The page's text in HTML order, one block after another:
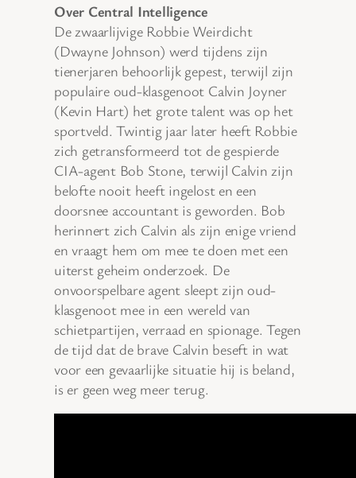
Over Central Intelligence
De zwaarlijvige Robbie Weirdicht
(Dwayne Johnson) werd tijdens zijn
tienerjaren behoorlijk gepest, terwijl zijn
populaire oud-klasgenoot Calvin Joyner
(Kevin Hart) het grote talent was op het
sportveld. Twintig jaar later heeft Robbie
zich getransformeerd tot de gespierde
CIA-agent Bob Stone, terwijl Calvin zijn
belofte nooit heeft ingelost en een
doorsnee accountant is geworden. Bob
herinnert zich Calvin als zijn enige vriend
en vraagt hem om mee te doen met een
uiterst geheim onderzoek. De
onvoorspelbare agent sleept zijn oud-
klasgenoot mee in een wereld van
schietpartijen, verraad en spionage. Tegen
de tijd dat de brave Calvin beseft in wat
voor een gevaarlijke situatie hij is beland,
is er geen weg meer terug.